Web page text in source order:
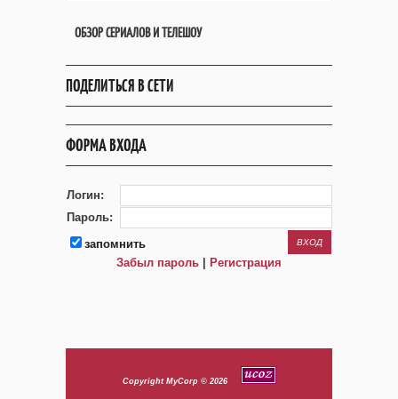
ОБЗОР СЕРИАЛОВ И ТЕЛЕШОУ
ПОДЕЛИТЬСЯ В СЕТИ
ФОРМА ВХОДА
Логин:
Пароль:
запомнить
Забыл пароль
Регистрация
Copyright MyCorp © 2026